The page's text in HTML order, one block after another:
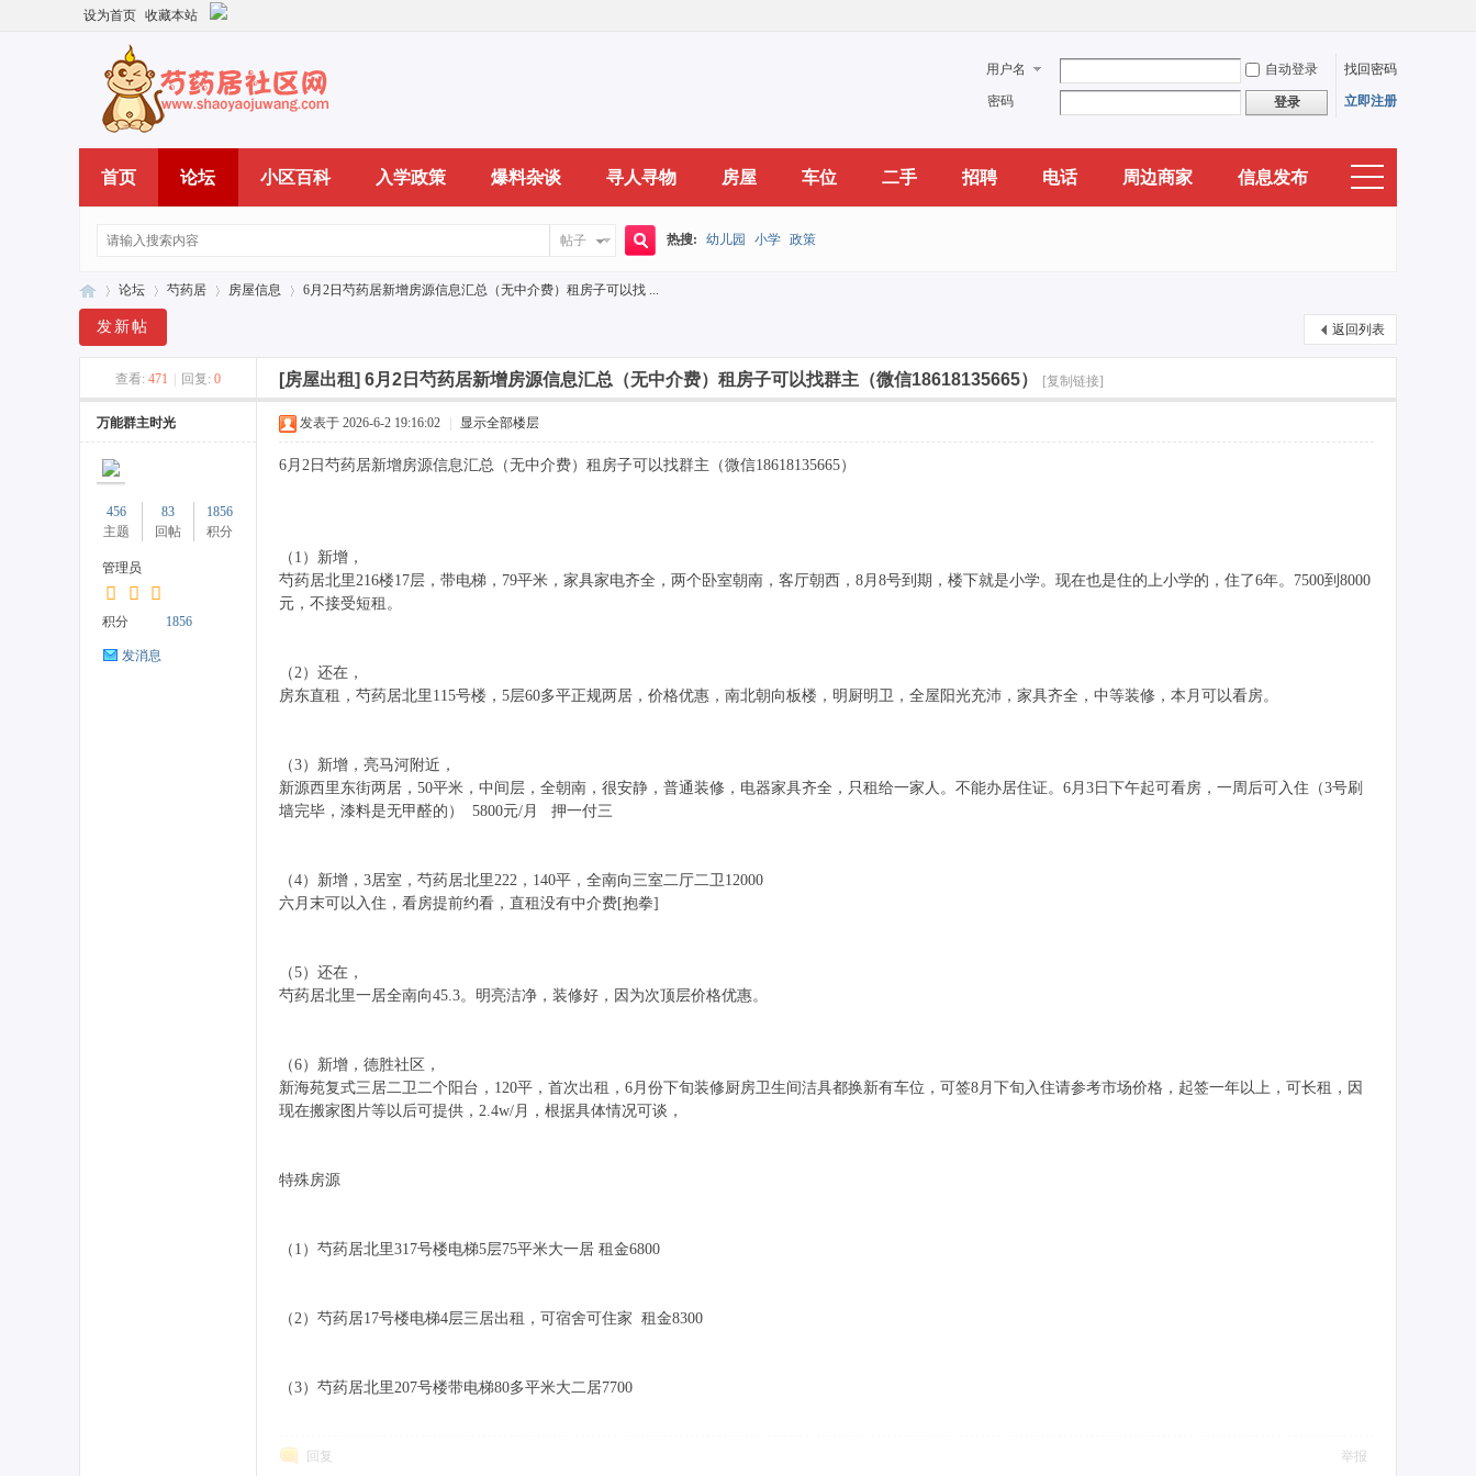
设为首页 收藏本站
用户名 自动登录 找回密码
密码 登录 立即注册
首页 论坛 小区百科 入学政策 爆料杂谈 寻人寻物 房屋 车位 二手 招聘 电话 周边商家 信息发布
帖子 热搜: 幼儿园 小学 政策
论坛
›
芍药居
›
房屋信息
›
6月2日芍药居新增房源信息汇总（无中介费）租房子可以找 ...
返回列表
发新帖
查看: 471 回复: 0 [房屋出租] 6月2日芍药居新增房源信息汇总（无中介费）租房子可以找群主（微信18618135665） [复制链接]
万能群主时光
456
主题
83
回帖
1856
积分
管理员
积分 1856
发消息
发表于 2026-6-2 19:16:02 显示全部楼层
6月2日芍药居新增房源信息汇总（无中介费）租房子可以找群主（微信18618135665）
（1）新增，
芍药居北里216楼17层，带电梯，79平米，家具家电齐全，两个卧室朝南，客厅朝西，8月8号到期，楼下就是小学。现在也是住的上小学的，住了6年。7500到8000
元，不接受短租。
（2）还在，
房东直租，芍药居北里115号楼，5层60多平正规两居，价格优惠，南北朝向板楼，明厨明卫，全屋阳光充沛，家具齐全，中等装修，本月可以看房。
（3）新增，亮马河附近，
新源西里东街两居，50平米，中间层，全朝南，很安静，普通装修，电器家具齐全，只租给一家人。不能办居住证。6月3日下午起可看房，一周后可入住（3号刷
墙完毕，漆料是无甲醛的） 5800元/月 押一付三
（4）新增，3居室，芍药居北里222，140平，全南向三室二厅二卫12000
六月末可以入住，看房提前约看，直租没有中介费[抱拳]
（5）还在，
芍药居北里一居全南向45.3。明亮洁净，装修好，因为次顶层价格优惠。
（6）新增，德胜社区，
新海苑复式三居二卫二个阳台，120平，首次出租，6月份下旬装修厨房卫生间洁具都换新有车位，可签8月下旬入住请参考市场价格，起签一年以上，可长租，因
现在搬家图片等以后可提供，2.4w/月，根据具体情况可谈，
特殊房源
（1）芍药居北里317号楼电梯5层75平米大一居 租金6800
（2）芍药居17号楼电梯4层三居出租，可宿舍可住家 租金8300
（3）芍药居北里207号楼带电梯80多平米大二居7700
回复 举报